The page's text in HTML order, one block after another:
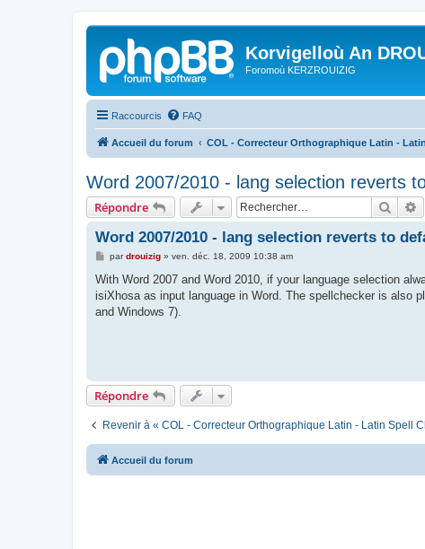
Korvigelloù An
Foromoù KERZROUIZIG
Raccourcis FAQ
Accueil du forum COL - Correcteur Orthographique Latin -
Word 2007/2010 - lang selection reverts
Répondre
Word 2007/2010 - lang selection reverts to
M
s
a
g
pardrouizig» ven. déc. 18, 2009 10:38 am
With Word 2007 and Word 2010, if your language selection
isiXhosa as input language in Word. The spellchecker is also
and Windows 7).
Répondre
Revenir à « COL - Correcteur Orthographique Latin - Latin Spell
Accueil du forum